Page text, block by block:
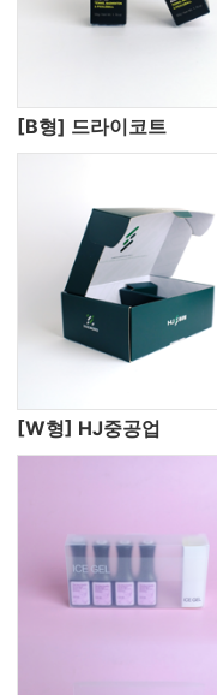
[B형] 드라이코트
[W형] HJ중공업